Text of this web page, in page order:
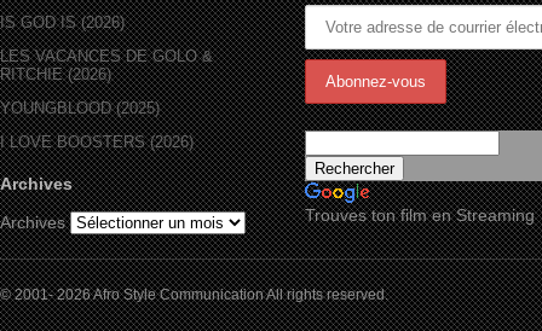
IS GOD IS (2026)
LES VACANCES DE GOLO &
RITCHIE (2026)
YOUNGBLOOD (2025)
I LOVE BOOSTERS (2026)
Archives
Archives
Trouves ton film en Streaming
© 2001- 2026 Afro Style Communication All rights reserved.